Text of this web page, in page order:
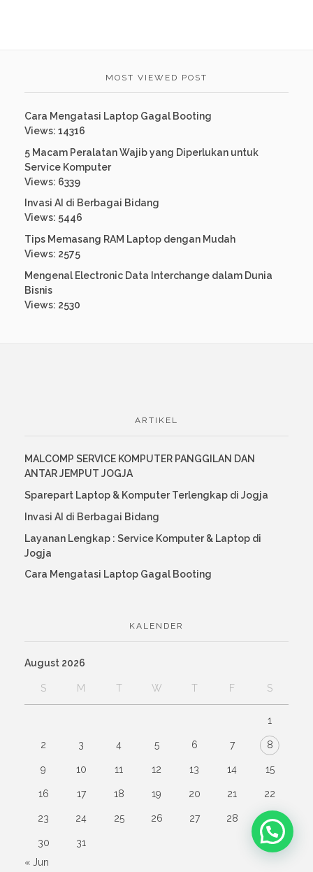
MOST VIEWED POST
Cara Mengatasi Laptop Gagal Booting
Views: 14316
5 Macam Peralatan Wajib yang Diperlukan untuk
Service Komputer
Views: 6339
Invasi AI di Berbagai Bidang
Views: 5446
Tips Memasang RAM Laptop dengan Mudah
Views: 2575
Mengenal Electronic Data Interchange dalam Dunia
Bisnis
Views: 2530
ARTIKEL
MALCOMP SERVICE KOMPUTER PANGGILAN DAN
ANTAR JEMPUT JOGJA
Sparepart Laptop & Komputer Terlengkap di Jogja
Invasi AI di Berbagai Bidang
Layanan Lengkap : Service Komputer & Laptop di
Jogja
Cara Mengatasi Laptop Gagal Booting
KALENDER
August 2026
S M T W T F S
1
2 3 4 5 6 7 8
9 10 11 12 13 14 15
16 17 18 19 20 21 22
23 24 25 26 27 28 29
30
31
« Jun